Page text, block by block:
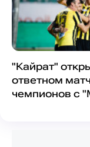
"Кайрат"
ответном
чемпионов с